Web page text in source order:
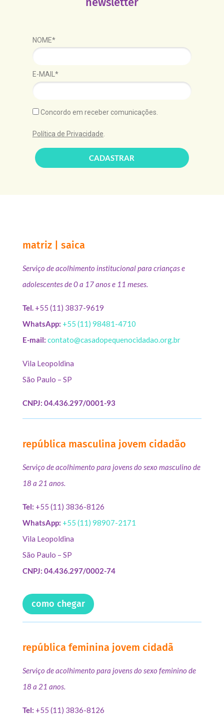
NOME*
E-MAIL*
Concordo em receber comunicações.
Política de Privacidade
CADASTRAR
matriz | saica
Serviço de acolhimento institucional para crianças e
adolescentes de 0 a 17 anos e 11 meses.
Tel.+55 (11) 3837-9619
WhatsApp: +55 (11) 98481-4710
E-mail: contato@casadopequenocidadao.org.br
Vila Leopoldina
São Paulo – SP
CNPJ: 04.436.297/0001-93
república masculina jovem cidadão
Serviço de acolhimento para jovens do sexo masculino de
18 a 21 anos.
Tel: +55 (11) 3836-8126
WhatsApp: +55 (11) 98907-2171
Vila Leopoldina
São Paulo – SP
CNPJ: 04.436.297/0002-74
como chegar
república feminina jovem cidadã
Serviço de acolhimento para jovens do sexo feminino de
18 a 21 anos.
Tel: +55 (11) 3836-8126